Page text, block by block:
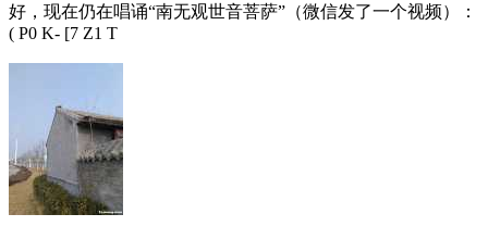
好，现在仍在唱诵“南无观世音菩萨”（微信发了一个视频）：
( P0 K- [7 Z1 T